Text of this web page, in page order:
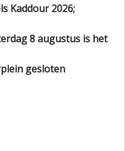
Kaddour 2026;
8 augustus is het
gesloten